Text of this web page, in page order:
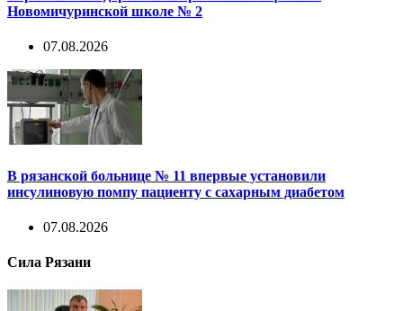
Новомичуринской школе № 2
07.08.2026
В рязанской больнице № 11 впервые установили
инсулиновую помпу пациенту с сахарным диабетом
07.08.2026
Сила Рязани